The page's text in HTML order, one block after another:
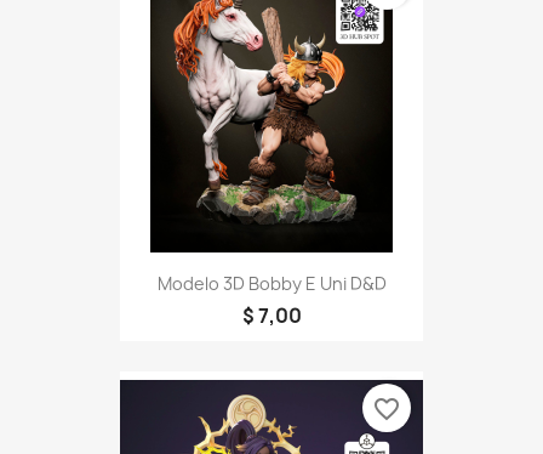
Modelo 3D Bobby E Uni D&D
$ 7,00
favorite_border